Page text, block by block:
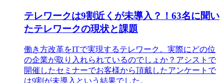
テレワークは9割近くが未導入？！63名に聞い
たテレワークの現状と課題
働き方改革をITで実現するテレワーク。実際にどの位
の企業が取り入れられているのでしょか？アシストで
開催したセミナーでお客様から頂戴したアンケートで
は9割が未導入という結果でした。